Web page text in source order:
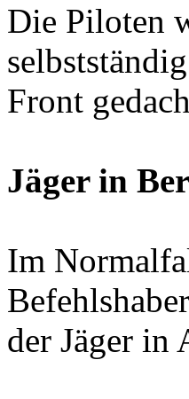
Die Piloten
Front
Jäger in
Im
der Jäger in